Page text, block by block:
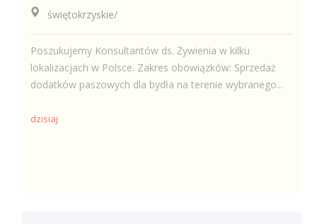
świętokrzyskie/
Poszukujemy Konsultantów ds. Żywienia w kilku
lokalizacjach w Polsce. Zakres obowiązków: Sprzedaż
dodatków paszowych dla bydła na terenie wybranego...
dzisiaj